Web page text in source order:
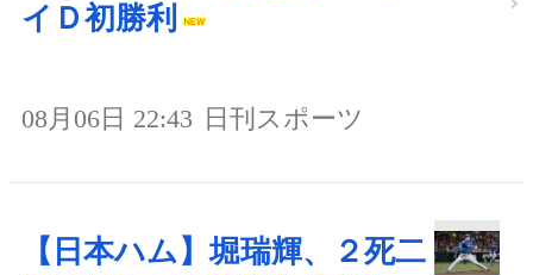
イＤ初勝利
08月06日 22:43 日刊スポーツ
【日本ハム】堀瑞輝、２死二